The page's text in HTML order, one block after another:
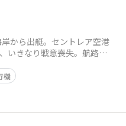
から出艇。セントレア空港
いきなり戦意喪失。航路の
機